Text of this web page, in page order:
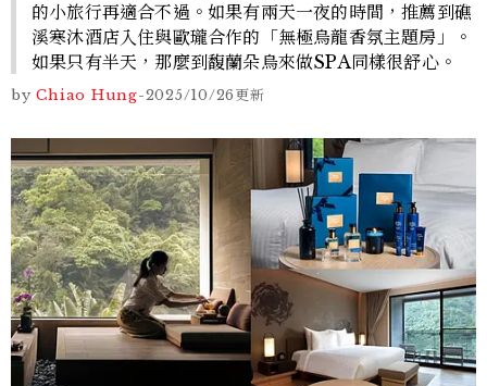
的小旅行再適合不過。如果有兩天一夜的時間，推薦到礁
溪寒沐酒店入住與歐瓏合作的「無極烏龍香氛主題房」。
如果只有半天，那麼到馥蘭朵烏來做SPA同樣很舒心。
by Chiao Hung-2025/10/26更新